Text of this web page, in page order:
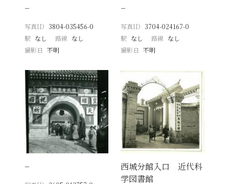
−
写真ID 3804-035456-0
駅 なし 路線 なし
撮影日
不明
−
写真ID 3704-024167-0
駅 なし 路線 なし
撮影日 不明
−
西城分館入口 近代科
学図書館